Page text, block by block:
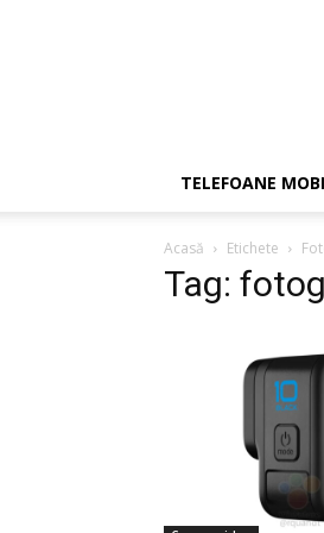
TELEFOANE
Acasă Etichete
Tag: